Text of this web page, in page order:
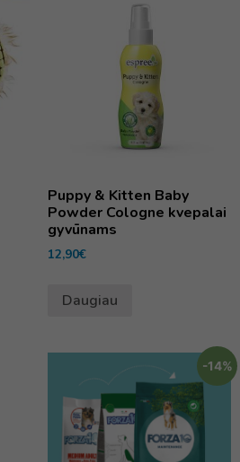
Puppy & Kitten Baby
Powder Cologne kvepalai
gyvūnams
12,90€
Daugiau
-14%